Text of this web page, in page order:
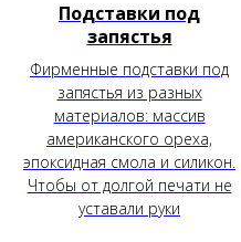
Подставки под
запястья
Фирменные подставки под
запястья из разных
материалов: массив
американского ореха,
эпоксидная смола и силикон.
Чтобы от долгой печати не
уставали руки